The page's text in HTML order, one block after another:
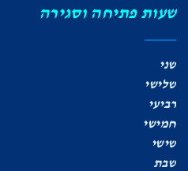
שעות פתיחה וסגירה
שני
שלישי
רביעי
חמישי
שישי
שבת